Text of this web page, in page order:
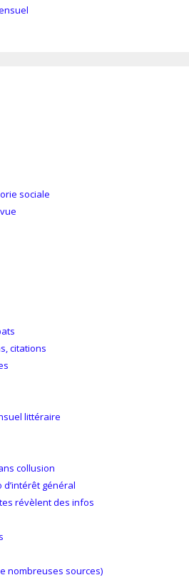
sociale
citations
littéraire
collusion
général
révèlent des infos
nombreuses sources)